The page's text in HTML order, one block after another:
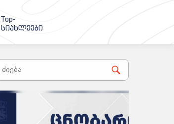
Top-
სიახლეები